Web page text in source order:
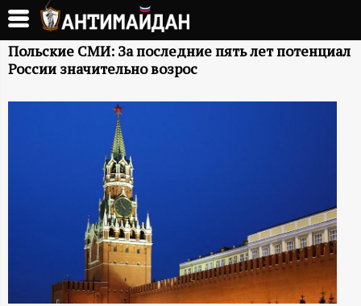
Перейти
основному
содержанию
А
Польские СМИ: За последние пять лет потенциал
России значительно возрос